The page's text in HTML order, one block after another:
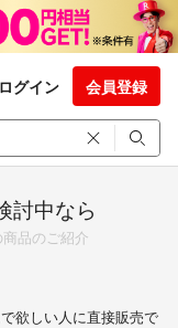
ログイン 会員登録
討中なら
品のご紹介
欲しい人に直接販売で